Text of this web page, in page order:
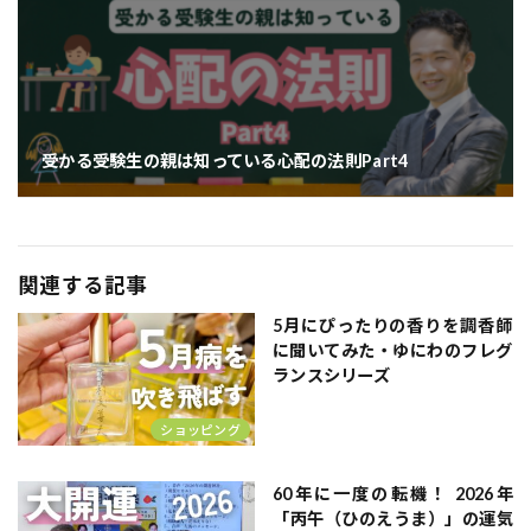
受かる受験生の親は知っている心配の法則Part4
関連する記事
ショッピング
5月にぴったりの香りを調香師
に聞いてみた・ゆにわのフレグ
ランスシリーズ
60年に一度の転機！ 2026年
「丙午（ひのえうま）」の運気